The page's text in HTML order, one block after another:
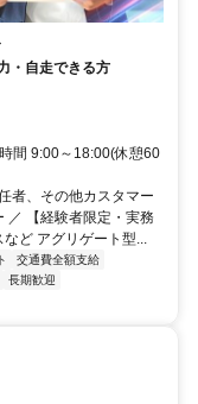
・自走できる方
間 9:00～18:00(休憩60
者、その他カスタマー
／ 【経験者限定・実務
ど アグリゲート型...
交通費全額支給
長期歓迎